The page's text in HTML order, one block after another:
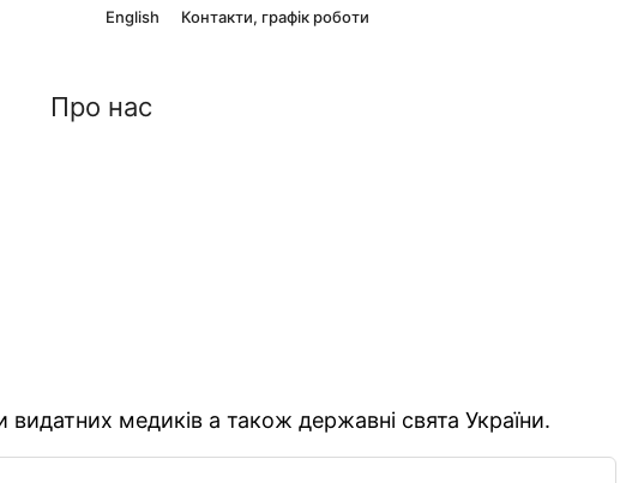
English Контакти, графік роботи
Про нас
видатних медиків а також державні свята України.